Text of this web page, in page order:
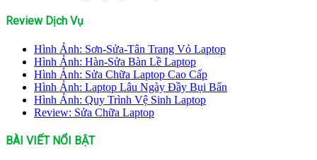
Review Dịch Vụ
Hình Ảnh: Sơn-Sửa-Tân Trang Vỏ Laptop
Hình Ảnh: Hàn-Sửa Bàn Lề Laptop
Hình Ảnh: Sửa Chữa Laptop Cao Cấp
Hình Ảnh: Laptop Lâu Ngày Đầy Bụi Bẩn
Hình Ảnh: Quy Trình Vệ Sinh Laptop
Review: Sửa Chữa Laptop
BÀI VIẾT NỔI BẬT